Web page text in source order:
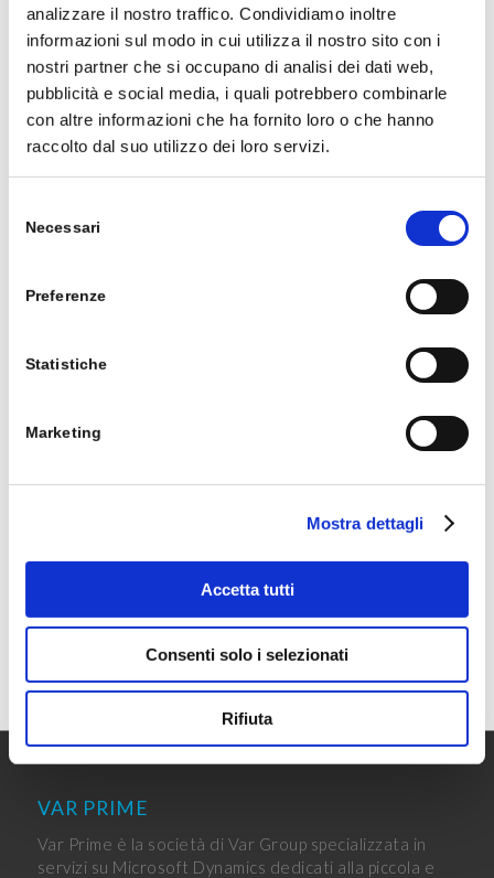
analizzare il nostro traffico. Condividiamo inoltre
informazioni sul modo in cui utilizza il nostro sito con i
nostri partner che si occupano di analisi dei dati web,
pubblicità e social media, i quali potrebbero combinarle
con altre informazioni che ha fornito loro o che hanno
raccolto dal suo utilizzo dei loro servizi.
delNecessari
Preferenze
Statistiche
Marketing
Mostra dettagli
Accetta tutti
Consenti solo i selezionati
Rifiuta
di rallentamenti delle API e delle web service,
sono inoltre strumenti ufficiali e non
contestabili tramite i quali è possibile replicare
a clienti e ad utenti ogni […]
10 Maggio 2021 /
All,Modern App
Power Apps
più tumultuoso ed è stato caratterizzato, fino
continui che ci hanno reso spettatori della
produttori. Se non è così improbabile che, per
leggere questo articolo, il lettore stia usando
VAR PRIME
Var Prime è la società di Var Group specializzata in
servizi su Microsoft Dynamics dedicati alla piccola e